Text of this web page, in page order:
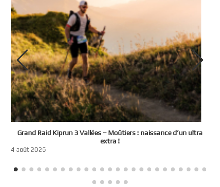
Grand Raid Kiprun 3 Vallées – Moûtiers : naissance d’un ultra
extra !
4 août 2026